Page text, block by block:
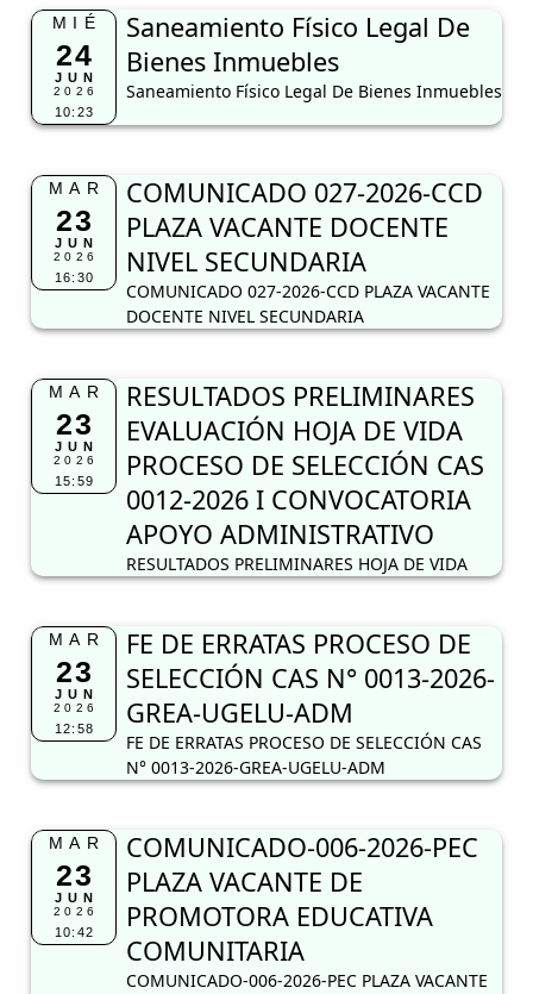
MIÉ
24
JUN
2026
10:23
Saneamiento Físico Legal De
Bienes Inmuebles
Saneamiento Físico Legal De Bienes Inmuebles
MAR
23
JUN
2026
16:30
COMUNICADO 027-2026-CCD
PLAZA VACANTE DOCENTE
NIVEL SECUNDARIA
COMUNICADO 027-2026-CCD PLAZA VACANTE
DOCENTE NIVEL SECUNDARIA
MAR
23
JUN
2026
15:59
RESULTADOS PRELIMINARES
EVALUACIÓN HOJA DE VIDA
PROCESO DE SELECCIÓN CAS
0012-2026 I CONVOCATORIA
APOYO ADMINISTRATIVO
RESULTADOS PRELIMINARES HOJA DE VIDA
MAR
23
JUN
2026
12:58
FE DE ERRATAS PROCESO DE
SELECCIÓN CAS N° 0013-2026-
GREA-UGELU-ADM
FE DE ERRATAS PROCESO DE SELECCIÓN CAS
N° 0013-2026-GREA-UGELU-ADM
MAR
23
JUN
2026
10:42
COMUNICADO-006-2026-PEC
PLAZA VACANTE DE
PROMOTORA EDUCATIVA
COMUNITARIA
COMUNICADO-006-2026-PEC PLAZA VACANTE